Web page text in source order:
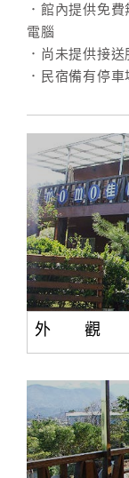
．館內提供免
電腦
．尚未提供接送
．民宿備有停
外 觀